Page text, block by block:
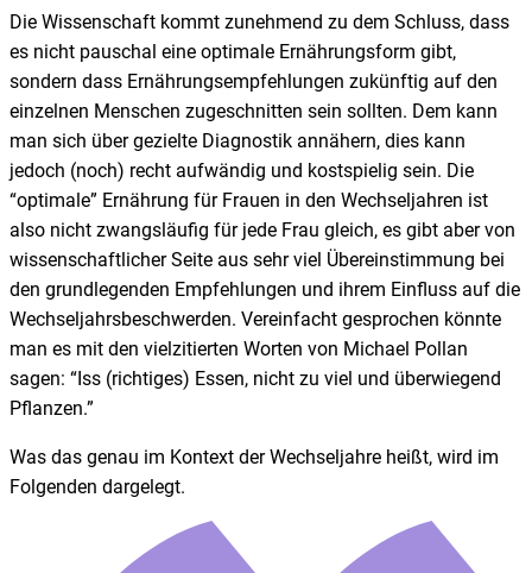
Die Wissenschaft kommt zunehmend zu dem Schluss, dass
es nicht pauschal eine optimale Ernährungsform gibt,
sondern dass Ernährungsempfehlungen zukünftig auf den
einzelnen Menschen zugeschnitten sein sollten. Dem kann
man sich über gezielte Diagnostik annähern, dies kann
jedoch (noch) recht aufwändig und kostspielig sein. Die
“optimale” Ernährung für Frauen in den Wechseljahren ist
also nicht zwangsläufig für jede Frau gleich, es gibt aber von
wissenschaftlicher Seite aus sehr viel Übereinstimmung bei
den grundlegenden Empfehlungen und ihrem Einfluss auf die
Wechseljahrsbeschwerden. Vereinfacht gesprochen könnte
man es mit den vielzitierten Worten von Michael Pollan
sagen: “Iss (richtiges) Essen, nicht zu viel und überwiegend
Pflanzen.”
Was das genau im Kontext der Wechseljahre heißt, wird im
Folgenden dargelegt.